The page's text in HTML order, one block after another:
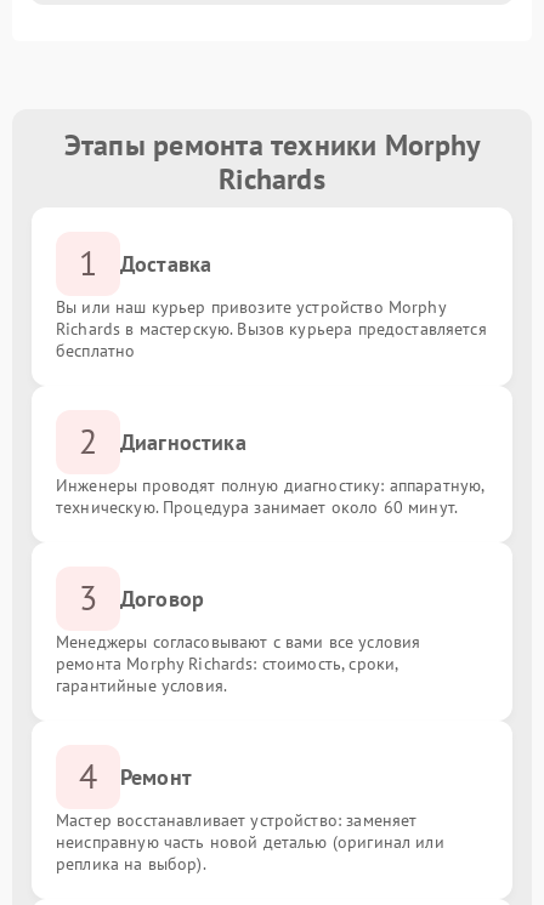
Этапы ремонта техники Morphy
Richards
1 Доставка
Вы или наш курьер привозите устройство Morphy
Richards в мастерскую. Вызов курьера предоставляется
бесплатно
2 Диагностика
Инженеры проводят полную диагностику: аппаратную,
техническую. Процедура занимает около 60 минут.
3 Договор
Менеджеры согласовывают с вами все условия
ремонта Morphy Richards: стоимость, сроки,
гарантийные условия.
4 Ремонт
Мастер восстанавливает устройство: заменяет
неисправную часть новой деталью (оригинал или
реплика на выбор).